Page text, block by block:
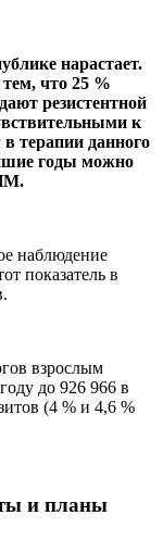
нарастает.
что 25 %
резистентной
к
терапии данного
годы можно
наблюдение
показатель в
взрослым
до 926 966 в
(4 % и 4,6 %
и планы